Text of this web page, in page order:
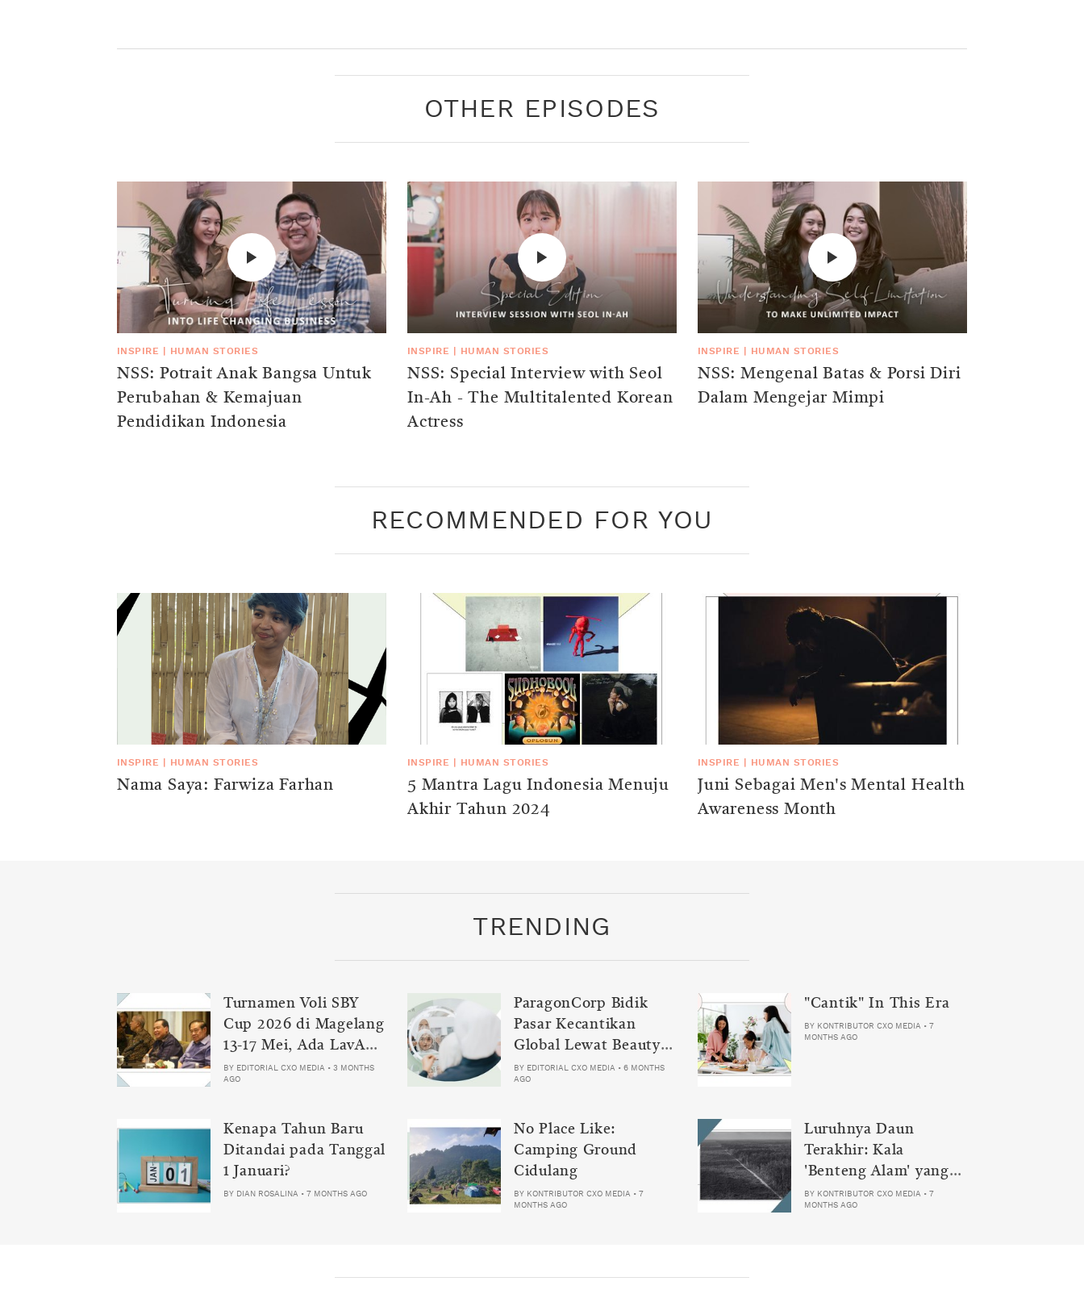
OTHER EPISODES
INSPIRE HUMAN STORIES
NSS: Potrait Anak Bangsa Untuk
Perubahan & Kemajuan
Pendidikan Indonesia
INSPIRE HUMAN STORIES
NSS: Special Interview with Seol
In-Ah - The Multitalented Korean
Actress
INSPIRE HUMAN STORIES
NSS: Mengenal Batas & Porsi Diri
Dalam Mengejar Mimpi
RECOMMENDED FOR YOU
INSPIRE HUMAN STORIES
Nama Saya: Farwiza Farhan
INSPIRE HUMAN STORIES
5 Mantra Lagu Indonesia Menuju
Akhir Tahun 2024
INSPIRE HUMAN STORIES
Juni Sebagai Men's Mental Health
Awareness Month
TRENDING
Turnamen Voli SBY
Cup 2026 di Magelang
13-17 Mei, Ada LavAni-
Samator
BY EDITORIAL CXO MEDIA • 3 MONTHS
AGO
ParagonCorp Bidik
Pasar Kecantikan
Global Lewat Beauty
Science Tech 2026
BY EDITORIAL CXO MEDIA • 6 MONTHS
AGO
"Cantik" In This Era
BY KONTRIBUTOR CXO MEDIA • 7
MONTHS AGO
Kenapa Tahun Baru
Ditandai pada Tanggal
1 Januari?
BY DIAN ROSALINA • 7 MONTHS AGO
No Place Like:
Camping Ground
Cidulang
BY KONTRIBUTOR CXO MEDIA • 7
MONTHS AGO
Luruhnya Daun
Terakhir: Kala
'Benteng Alam' yang
Tak Lagi Bisa
BY KONTRIBUTOR CXO MEDIA • 7
MONTHS AGO